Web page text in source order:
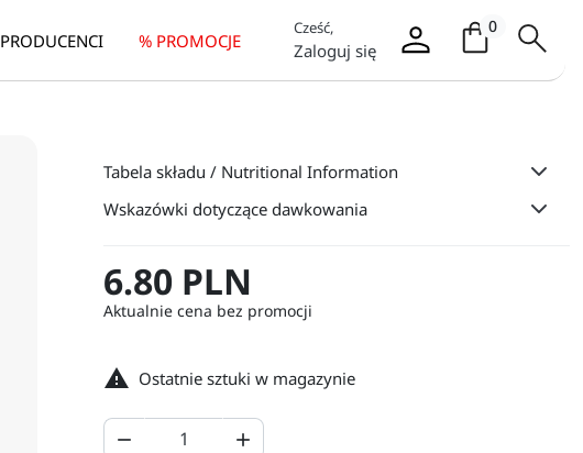
PRODUCENCI % PROMOCJE
Cześć,
Zaloguj się
0Koszyk /
Tabela składu / Nutritional Information
Wskazówki dotyczące dawkowania
6.80 PLN
Aktualnie cena bez promocji
 Ostatnie sztuki w magazynie
 